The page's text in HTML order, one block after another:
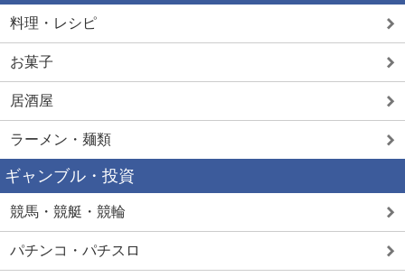
料理・レシピ
お菓子
居酒屋
ラーメン・麺類
ギャンブル・投資
競馬・競艇・競輪
パチンコ・パチスロ